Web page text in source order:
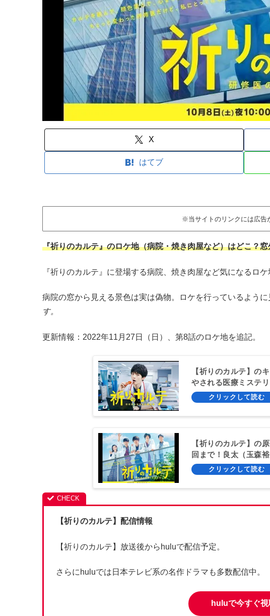
X
はてブ
※当サイトのリンクには広告
『祈りのカルテ』のロケ地（病院・焼き肉屋など）はどこ？
『祈りのカルテ』に登場する病院、焼き肉屋など気になるロ
病院の窓から見える景色は実は偽物。ロケを行っているように
す。
更新情報：2022年11月27日（日）、第8話のロケ地を追記。
【祈りのカルテ】の
やされる医療ミステリ
【祈りのカルテ】の
回まで！良太（玉森
【祈りのカルテ】 配信情報
【祈りのカルテ】放送後からhuluで配信予定。
さらにhuluでは日本テレビ系の名作ドラマも多数配信中。
huluで今すぐ視